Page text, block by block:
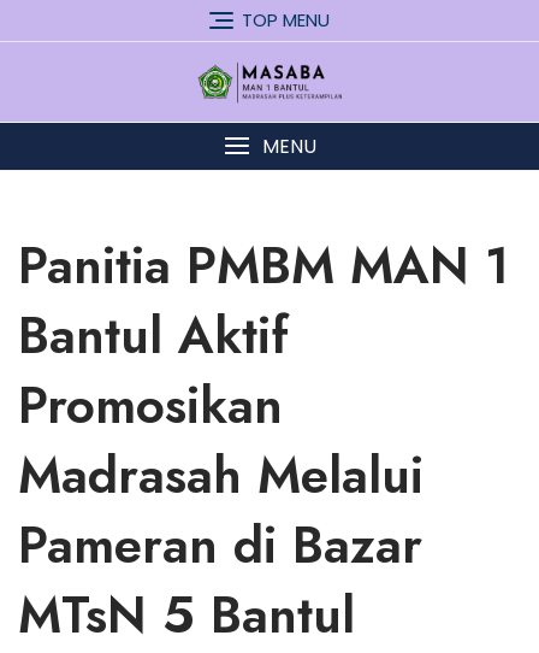
to
TOP MENU
MENU
Panitia PMBM MAN 1
Bantul Aktif
Promosikan
Madrasah Melalui
Pameran di Bazar
MTsN 5 Bantul